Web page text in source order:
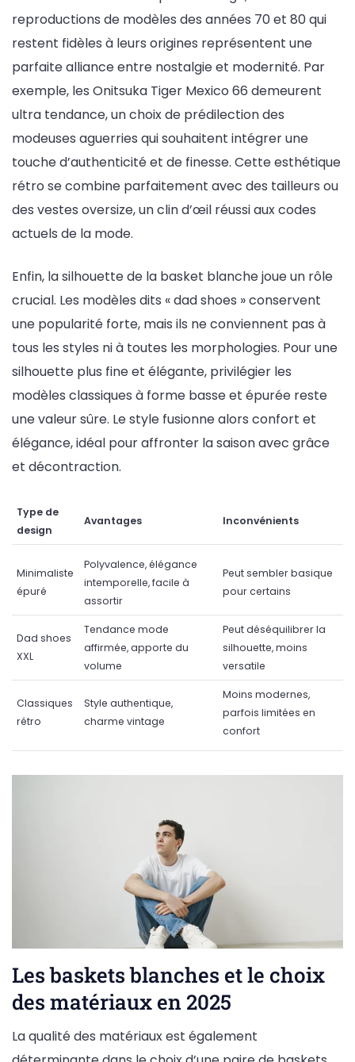
reproductions de modèles des années 70 et 80 qui
restent fidèles à leurs origines représentent une
parfaite alliance entre nostalgie et modernité. Par
exemple, les Onitsuka Tiger Mexico 66 demeurent
ultra tendance, un choix de prédilection des
modeuses aguerries qui souhaitent intégrer une
touche d’authenticité et de finesse. Cette esthétique
rétro se combine parfaitement avec des tailleurs ou
des vestes oversize, un clin d’œil réussi aux codes
actuels de la mode.
Enfin, la silhouette de la basket blanche joue un rôle
crucial. Les modèles dits « dad shoes » conservent
une popularité forte, mais ils ne conviennent pas à
tous les styles ni à toutes les morphologies. Pour une
silhouette plus fine et élégante, privilégier les
modèles classiques à forme basse et épurée reste
une valeur sûre. Le style fusionne alors confort et
élégance, idéal pour affronter la saison avec grâce
et décontraction.
Type de
design
Avantages Inconvénients
Minimaliste
épuré
Polyvalence, élégance
intemporelle, facile à
assortir
Peut sembler basique
pour certains
Dad shoes
XXL
Tendance mode
affirmée, apporte du
volume
Peut déséquilibrer la
silhouette, moins
versatile
Classiques
rétro
Style authentique,
charme vintage
Moins modernes,
parfois limitées en
confort
Les baskets blanches et le choix
des matériaux en 2025
La qualité des matériaux est également